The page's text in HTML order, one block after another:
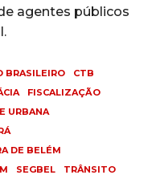
agentes públicos
BRASILEIRO
CTB
FISCALIZAÇÃO
URBANA
DE BELÉM
SEGBEL TRÂNSITO